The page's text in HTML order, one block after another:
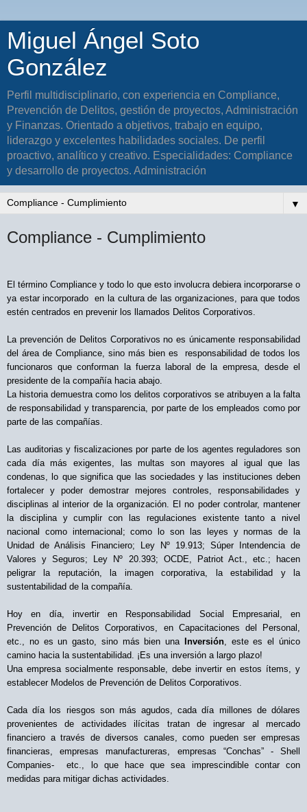
Miguel Ángel Soto
González
Perfil multidisciplinario, con experiencia en Compliance,
Prevención de Delitos, gestión de proyectos, Administración
y Finanzas. Orientado a objetivos, trabajo en equipo,
liderazgo y excelentes habilidades sociales. De perfil
proactivo, analítico y creativo. Especialidades: Compliance
y desarrollo de proyectos. Administración
▼
Compliance - Cumplimiento
El término Compliance y todo lo que esto involucra debiera incorporarse o
ya estar incorporado
en la cultura de las organizaciones, para que todos
estén centrados en prevenir los llamados Delitos Corporativos.
La prevención de Delitos Corporativos no es únicamente responsabilidad
del área de Compliance, sino más bien es
responsabilidad de todos los
funcionaros que conforman la fuerza laboral de la empresa, desde el
presidente de la compañía hacia abajo.
La historia demuestra como los delitos corporativos se atribuyen a la falta
de responsabilidad y transparencia, por parte de los empleados como por
parte de las compañías.
Las auditorias y fiscalizaciones por parte de los agentes reguladores son
cada día más exigentes, las multas son mayores al igual que las
condenas, lo que significa que las sociedades y las instituciones deben
fortalecer y poder demostrar mejores controles, responsabilidades y
disciplinas al interior de la organización. El no poder controlar, mantener
la disciplina y cumplir con las regulaciones existente tanto a nivel
nacional como internacional; como lo son las leyes y normas de la
Unidad de Análisis Financiero; Ley Nº 19.913; Súper Intendencia de
Valores y Seguros; Ley Nº 20.393; OCDE, Patriot Act., etc.; hacen
peligrar la reputación, la imagen corporativa, la estabilidad y la
sustentabilidad de la compañía.
Hoy en día, invertir en Responsabilidad Social Empresarial, en
Prevención de Delitos Corporativos, en Capacitaciones del Personal,
etc., no es un gasto, sino más bien una
Inversión, este es el único
camino hacia la sustentabilidad. ¡Es una inversión a largo plazo!
Una empresa socialmente responsable, debe invertir en estos ítems, y
establecer Modelos de Prevención de Delitos Corporativos.
Cada día los riesgos son más agudos, cada día millones de dólares
provenientes de actividades ilícitas tratan de ingresar al mercado
financiero a través de diversos canales, como pueden ser empresas
financieras, empresas manufactureras, empresas “Conchas” - Shell
Companies-
etc., lo que hace que sea imprescindible contar con
medidas para mitigar dichas actividades.